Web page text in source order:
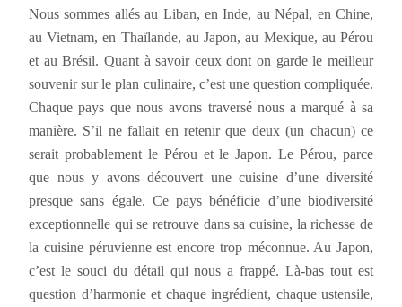
Nous sommes allés au Liban, en Inde, au Népal, en Chine,
au Vietnam, en Thaïlande, au Japon, au Mexique, au Pérou
et au Brésil. Quant à savoir ceux dont on garde le meilleur
souvenir sur le plan culinaire, c’est une question compliquée.
Chaque pays que nous avons traversé nous a marqué à sa
manière. S’il ne fallait en retenir que deux (un chacun) ce
serait probablement le Pérou et le Japon. Le Pérou, parce
que nous y avons découvert une cuisine d’une diversité
presque sans égale. Ce pays bénéficie d’une biodiversité
exceptionnelle qui se retrouve dans sa cuisine, la richesse de
la cuisine péruvienne est encore trop méconnue. Au Japon,
c’est le souci du détail qui nous a frappé. Là-bas tout est
question d’harmonie et chaque ingrédient, chaque ustensile,